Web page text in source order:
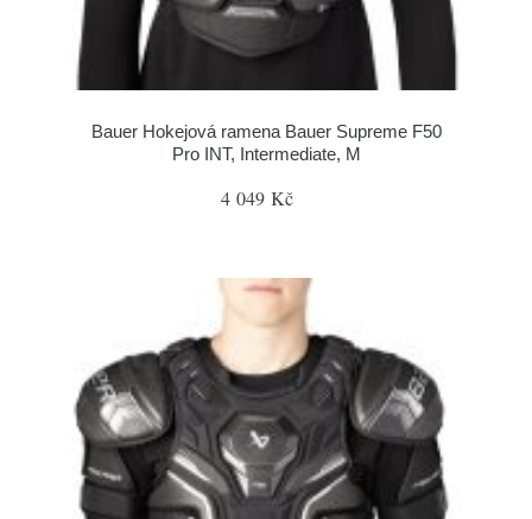
Bauer Hokejová ramena Bauer Supreme F50
Pro INT, Intermediate, M
4 049 Kč